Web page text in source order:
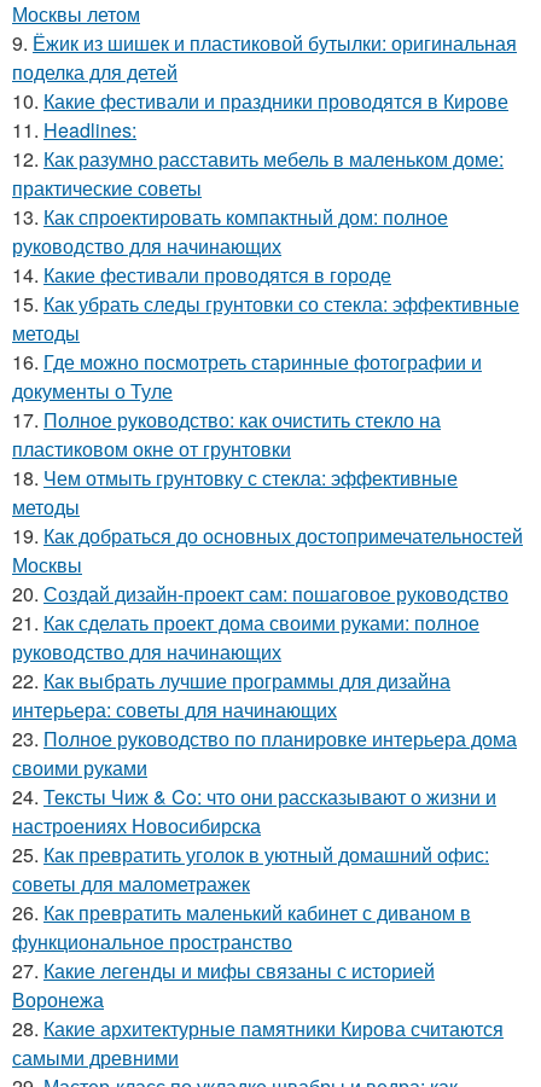
Москвы летом
9. Ёжик из шишек и пластиковой бутылки: оригинальная
поделка для детей
10. Какие фестивали и праздники проводятся в Кирове
11. Headlines:
12. Как разумно расставить мебель в маленьком доме:
практические советы
13. Как спроектировать компактный дом: полное
руководство для начинающих
14. Какие фестивали проводятся в городе
15. Как убрать следы грунтовки со стекла: эффективные
методы
16. Где можно посмотреть старинные фотографии и
документы о Туле
17. Полное руководство: как очистить стекло на
пластиковом окне от грунтовки
18. Чем отмыть грунтовку с стекла: эффективные
методы
19. Как добраться до основных достопримечательностей
Москвы
20. Создай дизайн-проект сам: пошаговое руководство
21. Как сделать проект дома своими руками: полное
руководство для начинающих
22. Как выбрать лучшие программы для дизайна
интерьера: советы для начинающих
23. Полное руководство по планировке интерьера дома
своими руками
24. Тексты Чиж & Co: что они рассказывают о жизни и
настроениях Новосибирска
25. Как превратить уголок в уютный домашний офис:
советы для малометражек
26. Как превратить маленький кабинет с диваном в
функциональное пространство
27. Какие легенды и мифы связаны с историей
Воронежа
28. Какие архитектурные памятники Кирова считаются
самыми древними